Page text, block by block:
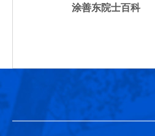
涂善东院士百科